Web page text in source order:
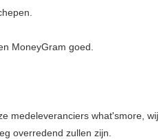
MoneyGram goed.
medeleveranciers what'smore,
overredend zullen zijn.